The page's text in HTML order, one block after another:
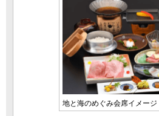
地と海のめぐみ会席イメージ